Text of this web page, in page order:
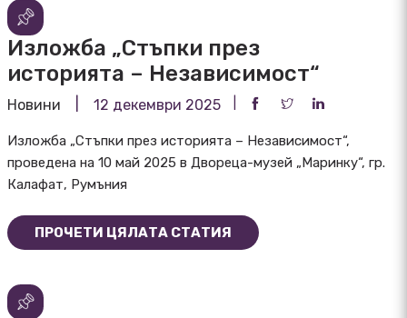
Изложба „Стъпки през
историята – Независимост“
Новини 12 декември 2025
Изложба „Стъпки през историята – Независимост“,
проведена на 10 май 2025 в Двореца-музей „Маринку“, гр.
Калафат, Румъния
ПРОЧЕТИ ЦЯЛАТА СТАТИЯ